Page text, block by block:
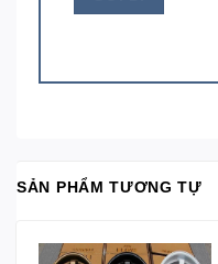
SẢN PHẨM TƯƠNG TỰ